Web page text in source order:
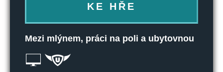
KE HŘE
Mezi mlýnem, práci na poli a ubytovnou